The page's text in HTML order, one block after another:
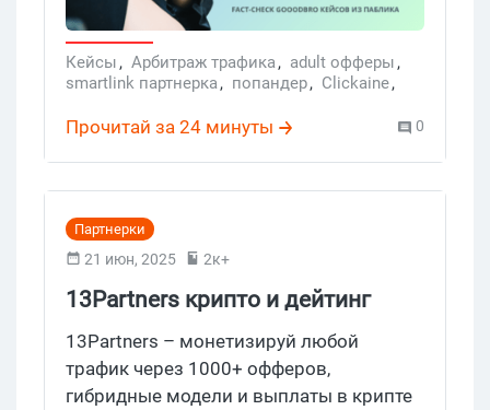
США в собственном тесте автора. Все
ГЕО в Tier-1, оффер — динамический
Adult Smartlink из CPA.house, источник —
Clickaine, бюджет такой, что в 2026 году
выглядит почти ностальгически на фоне
всеобщих кейсов про сотни тысяч в
и разбираем по существу.
Кейсы, Арбитраж трафика, adult офферы,
smartlink партнерка, попандер, Clickaine,
Прочитай за 24 минуты 0
Партнерки
21 июн, 2025 2к+
13Partners крипто и дейтинг
партнерка
13Partners – монетизируй любой
трафик через 1000+ офферов,
гибридные модели и выплаты в крипте